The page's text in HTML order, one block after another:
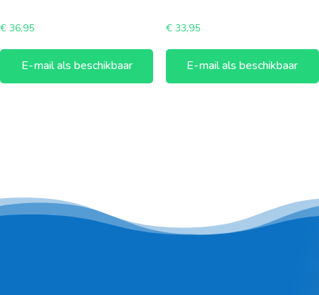
€ 36,95
E-mail als beschikbaar
€33,95
E-mail als beschikbaar